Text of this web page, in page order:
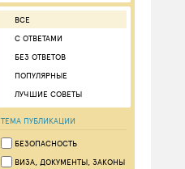
ВСЕ
С ОТВЕТАМИ
БЕЗ ОТВЕТОВ
ПОПУЛЯРНЫЕ
ЛУЧШИЕ СОВЕТЫ
ТЕМА ПУБЛИКАЦИИ
БЕЗОПАСНОСТЬ
ВИЗА, ДОКУМЕНТЫ, ЗАКОНЫ